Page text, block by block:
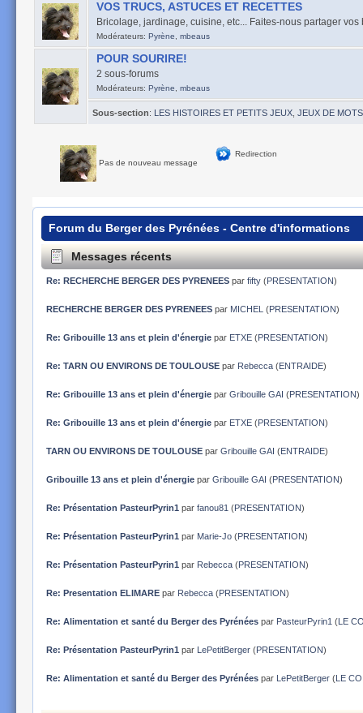
VOS TRUCS, ASTUCES ET RECETTES
Bricolage, jardinage, cuisine, etc... Faites-nous partager vos
Modérateurs: Pyrène, mbeaus
POUR SOURIRE!
2 sous-forums
Modérateurs: Pyrène, mbeaus
Sous-section: LES HISTOIRES ET PETITS JEUX JEUX DE MOTS
Pas de nouveau message
Redirection
Forum du Berger des Pyrénées - Centre d'informations
Messages récents
Re: RECHERCHE BERGER DES PYRENEES par fifty(PRESENTATION)
RECHERCHE BERGER DES PYRENEES par MICHEL (PRESENTATION)
Re: Gribouille 13 ans et plein d'énergiepar ETXE(PRESENTATION)
Re: TARN OU ENVIRONS DE TOULOUSEpar Rebecca(ENTRAIDE)
Re: Gribouille 13 ans et plein d'énergiepar Gribouille GAI (PRESENTATION)
Re: Gribouille 13 ans et plein d'énergiepar ETXE(PRESENTATION)
TARN OU ENVIRONS DE TOULOUSEpar Gribouille GAI (ENTRAIDE)
Gribouille 13 ans et plein d'énergiepar Gribouille GAI (PRESENTATION)
Re: Présentation PasteurPyrin1 par fanou81 (PRESENTATION)
Re: Présentation PasteurPyrin1 par Marie-Jo(PRESENTATION)
Re: Présentation PasteurPyrin1 par Rebecca(PRESENTATION)
Re: Presentation ELIMAREpar Rebecca(PRESENTATION)
Re: Alimentation et santé du Berger des Pyrénéespar PasteurPyrin1 (LE
Re: Présentation PasteurPyrin1 par LePetitBerger(PRESENTATION)
Re: Alimentation et santé du Berger des Pyrénéespar LePetitBerger(LE